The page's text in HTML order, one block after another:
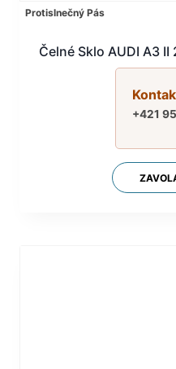
Protislnečný Pás
Čelné Sklo AUDI A3
+421